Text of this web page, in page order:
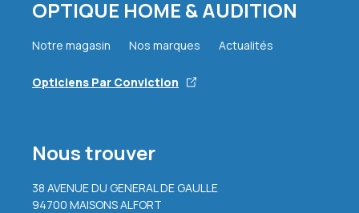
OPTIQUE HOME & AUDITION
Notre magasin Nos marques Actualités
Opticiens Par Conviction
Nous trouver
38 AVENUE DU GENERAL DE GAULLE
94700 MAISONS ALFORT